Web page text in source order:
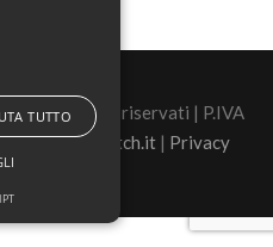
i diritti sono riservati | P.IVA
da Sasquatch.it | Privacy
TUTTO